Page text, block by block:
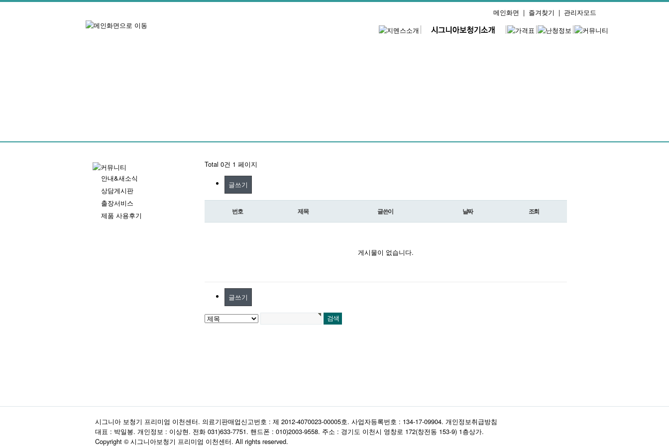
메인화면 | 즐겨찾기 | 관리자모드
안내&새소식
상담게시판
출장서비스
제품 사용후기
Total 0건 1 페이지
글쓰기
번호 제목 글쓴이 날짜 조회
게시물이 없습니다.
글쓰기
시그니아 보청기 프리미엄 이천센터. 의료기판매업신고번호 : 제 2012-4070023-00005호. 사업자등록번호 : 134-17-09904. 개인정보취급방침
대표 : 박일봉. 개인정보 : 이상현. 전화 031)633-7751. 핸드폰 : 010)2003-9558. 주소 : 경기도 이천시 영창로 172(창전동 153-9) 1층상가.
Copyright © 시그니아보청기 프리미엄 이천센터. All rights reserved.